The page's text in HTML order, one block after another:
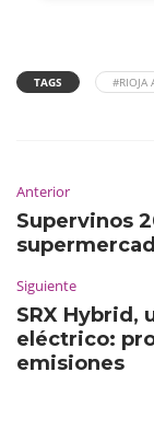
TAGS #RIOJA
Anterior
Supervinos
Siguiente
SRX Hybrid,
eléctrico:
emisiones